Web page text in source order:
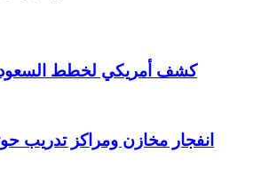
كشف أمريكي لخطط
انفجار مخازن ومراكز تدريب